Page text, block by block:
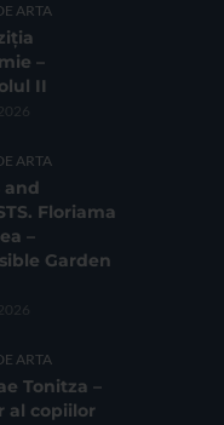
ARTA
–
II
ARTA
and
Floriama
–
Garden
ARTA
Tonitza –
al copiilor